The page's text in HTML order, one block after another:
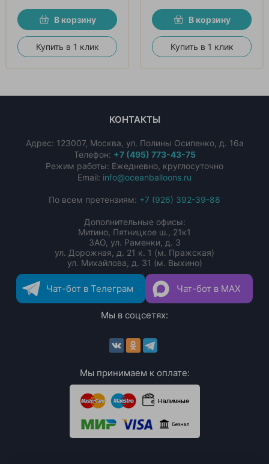
В корзину
Купить в 1 клик
В корзину
Купить в 1 клик
КОНТАКТЫ
Адрес: 123007, Москва, ул. Полины Осипенко, д. 16а
Телефон: +7 (495) 773-43-75
Режим работы: Ежедневно, круглосуточно
Email: info@oceanballoons.ru
По всем претензиям: +7 (926) 392-39-88
Дополнительные офисы:
Митино, Пятницкое ш., 21к1
ЗАО, ул. Раменки, д. 3
ул. Дорожная, д. 21 к. 1 (м. Пражская)
ул. Михайлова, д. 31 (м. Выхино)
Чат-бот в Телеграм Чат-бот в MAX
Мы в соцсетях:
Мы принимаем к оплате: